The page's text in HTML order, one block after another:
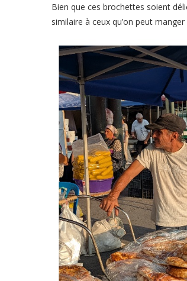
Bien que ces brochettes soient
similaire à ceux qu’on peut